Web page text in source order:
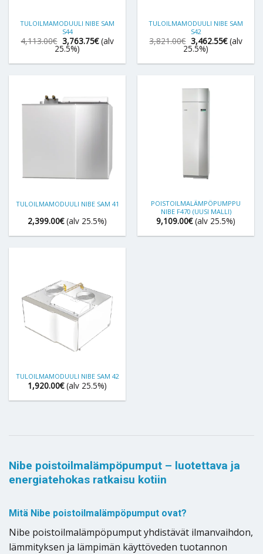
TULOILMAMODUULI NIBE SAM
S44
4,113.00€ Alkuperäinen
hinta
oli:
4,113.00€.
3,763.75€Nykyinen
hinta
3,763.75€.
(alv
25.5%)
TULOILMAMODUULI NIBE SAM
S42
3,821.00€ Alkuperäinen
hinta
oli:
3,821.00€.
3,462.55€Nykyinen
hinta
(alv
25.5%)
TULOILMAMODUULI NIBE SAM 41
2,399.00€ (alv 25.5%)
POISTOILMALÄMPÖPUMPPU
NIBE F470 (UUSI MALLI)
9,109.00€ (alv 25.5%)
TULOILMAMODUULI NIBE SAM 42
1,920.00€ (alv 25.5%)
Nibe poistoilmalämpöpumput – luotettava ja
energiatehokas ratkaisu kotiin
Mitä Nibe poistoilmalämpöpumput ovat?
Nibe poistoilmalämpöpumput yhdistävät ilmanvaihdon,
lämmityksen ja lämpimän käyttöveden tuotannon